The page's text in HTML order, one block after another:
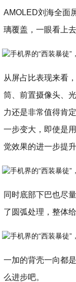
AMOLED刘海全面
璃覆盖，一眼看上
从屏占比表现来看
筒、前置摄像头、
力还是非常值得肯
一步变大，即使是
觉效果的进一步提升
同时底部下巴也尽
了圆弧处理，整体
一加的背壳一向都
么进步吧。